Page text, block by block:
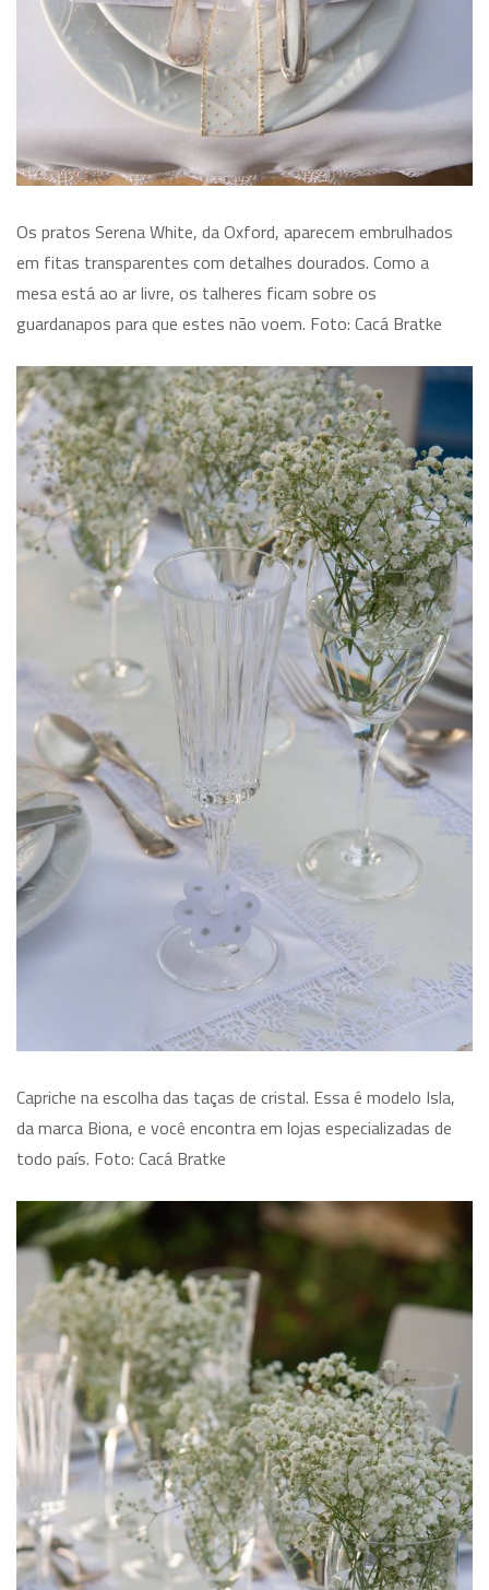
Os pratos Serena White, da Oxford, aparecem embrulhados
em fitas transparentes com detalhes dourados. Como a
mesa está ao ar livre, os talheres ficam sobre os
guardanapos para que estes não voem. Foto: Cacá Bratke
Capriche na escolha das taças de cristal. Essa é modelo Isla,
da marca Biona, e você encontra em lojas especializadas de
todo país. Foto: Cacá Bratke